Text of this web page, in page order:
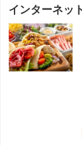
インターネッ